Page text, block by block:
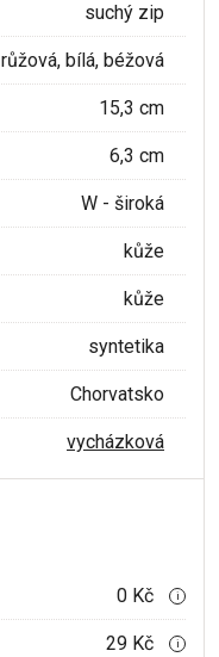
suchý zip
růžová, bílá, béžová
15,3 cm
6,3 cm
W - široká
kůže
kůže
syntetika
Chorvatsko
vycházková
0 Kč i
29 Kč i